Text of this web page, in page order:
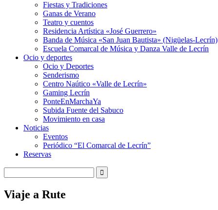
Fiestas y Tradiciones
Ganas de Verano
Teatro y cuentos
Residencia Artística «José Guerrero»
Banda de Música «San Juan Bautista» (Nigüelas-Lecrín)
Escuela Comarcal de Música y Danza Valle de Lecrín
Ocio y deportes
Ocio y Deportes
Senderismo
Centro Naútico «Valle de Lecrín»
Gaming Lecrín
PonteEnMarchaYa
Subida Fuente del Sabuco
Movimiento en casa
Noticias
Eventos
Periódico “El Comarcal de Lecrín”
Reservas
Viaje a Rute